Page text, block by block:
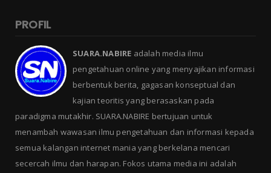
PROFIL
SUARA.NABIRE adalah media ilmu
pengetahuan online yang menyajikan informasi
berbentuk berita, gagasan konseptual dan
kajian teoritis yang berasaskan pada
paradigma mutakhir. SUARA.NABIRE bertujuan untuk
menambah wawasan ilmu pengetahuan dan informasi kepada
semua kalangan internet mania yang berkelana mencari
secercah ilmu dan harapan. Fokos utama media ini adalah